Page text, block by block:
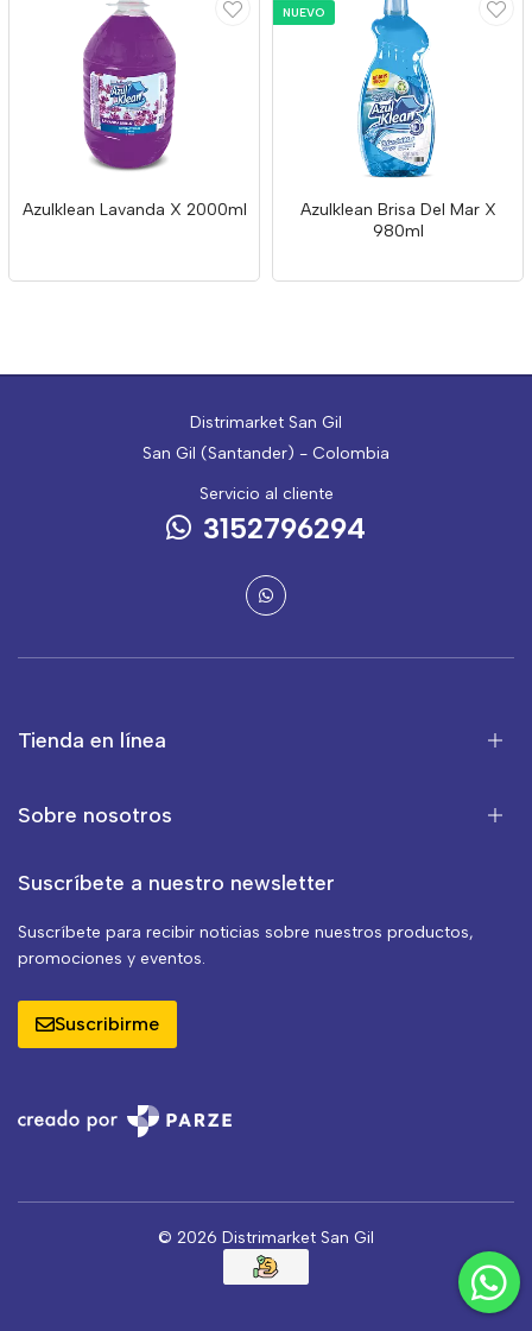
Azulklean Lavanda X 2000ml
NUEVO
Azulklean Brisa Del Mar X
980ml
Distrimarket San Gil
San Gil (Santander) - Colombia
Servicio al cliente
3152796294
Tienda en línea
Sobre nosotros
Suscríbete a nuestro newsletter
Suscríbete para recibir noticias sobre nuestros productos,
promociones y eventos.
Suscribirme
© 2026 Distrimarket San Gil